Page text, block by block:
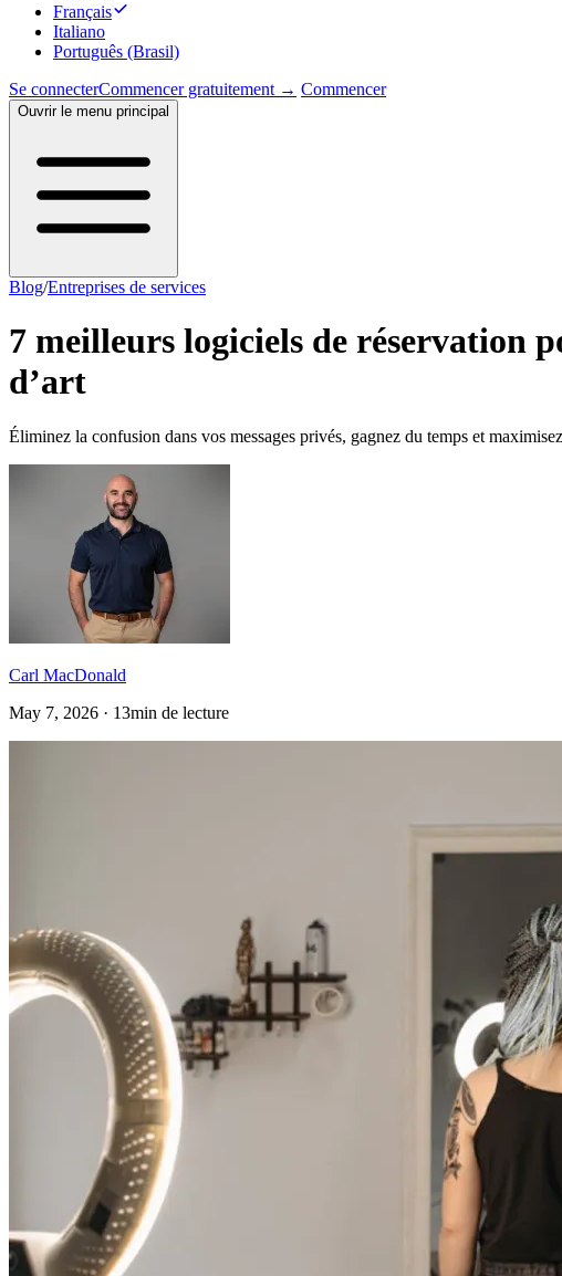
Français
Italiano
Português (Brasil)
Se connecterCommencer gratuitement → Commencer
Ouvrir le menu principal
Blog/Entreprises de services
7 meilleurs logiciels de réservation
d’art
Éliminez la confusion dans vos messages privés, gagnez du temps et
Carl MacDonald
May 7, 2026 · 13min de lecture